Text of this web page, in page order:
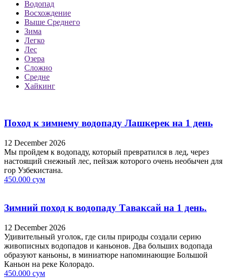
Водопад
Восхождение
Выше Среднего
Зима
Легко
Лес
Озера
Сложно
Средне
Хайкинг
Поход к зимнему водопаду Лашкерек на 1 день
12 December 2026
Мы пройдем к водопаду, который превратился в лед, через
настоящий снежный лес, пейзаж которого очень необычен для
гор Узбекистана.
450.000 сум
Зимний поход к водопаду Таваксай на 1 день.
12 December 2026
Удивительный уголок, где силы природы создали серию
живописных водопадов и каньонов. Два больших водопада
образуют каньоны, в миниатюре напоминающие Большой
Каньон на реке Колорадо.
450.000 сум